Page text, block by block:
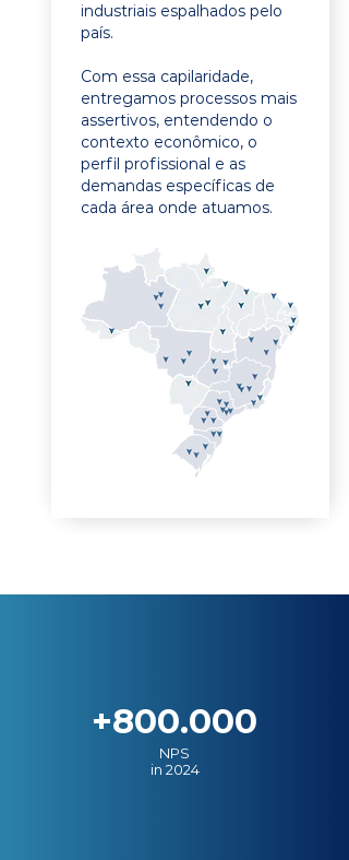
industriais espalhados pelo
país.
Com essa capilaridade,
entregamos processos mais
assertivos, entendendo o
contexto econômico, o
perfil profissional e as
demandas específicas de
cada área onde atuamos.
+800.000
NPS
in 2024